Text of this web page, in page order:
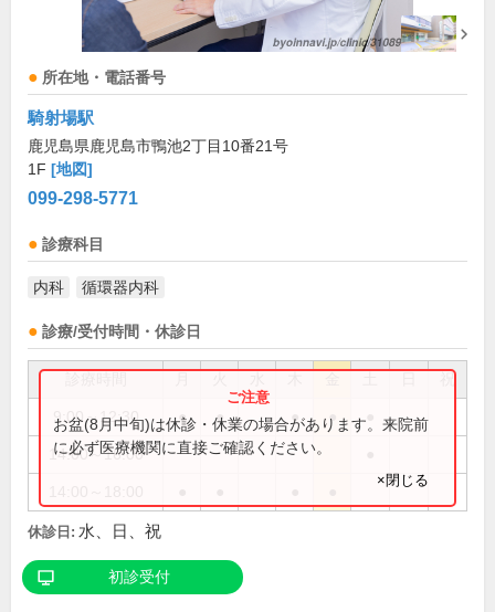
所在地・電話番号
騎射場駅
鹿児島県鹿児島市鴨池2丁目10番21号
1F [地図]
099-298-5771
診療科目
内科 循環器内科
診療/受付時間・休診日
祝
9:00～12:30 ● ● ● ●
14:00～16:00
お盆(8月中旬)は休診・休業の場合があります。来院前
に必ず医療機関に直接ご確認ください。
×閉じる
休診日: 水、日、祝
初診受付